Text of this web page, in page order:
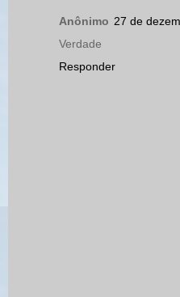
Anônimo 27 de
Verdade
Responder